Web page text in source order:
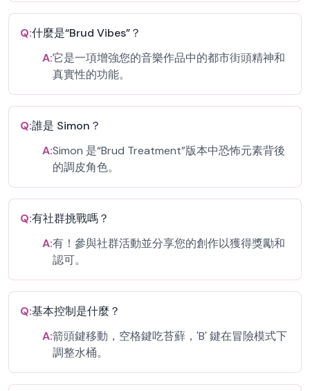
Q:什麼是“Brud Vibes”？
A:它是一項增強您的音樂作品中的都市街頭精神和
真實性的功能。
Q:誰是 Simon？
A:Simon 是“Brud Treatment”版本中恐怖元素背後
的調皮角色。
Q:有社群挑戰嗎？
A:有！參與社群活動並分享您的創作以獲得獎勵和
認可。
Q:基本控制是什麼？
A:箭頭鍵移動，空格鍵吃苔蘚，'B' 鍵在冒險模式下
調整水桶。